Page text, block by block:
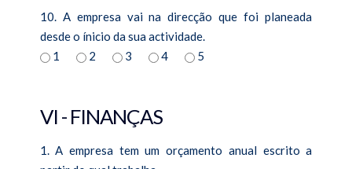
10. A empresa vai na direcção que foi planeada
desde o ínicio da sua actividade.
1
2 3 4 5
VI - FINANÇAS
1. A empresa tem um orçamento anual escrito a